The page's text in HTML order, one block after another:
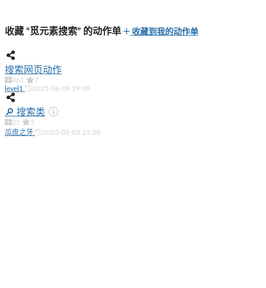
收藏 “觅元素搜索” 的动作单 收藏到我的动作单
搜索网页动作
461
7
level1
2025-06-09 19:09
🔎 搜索类
21
3
瓜皮之牙
2023-02-03 21:30